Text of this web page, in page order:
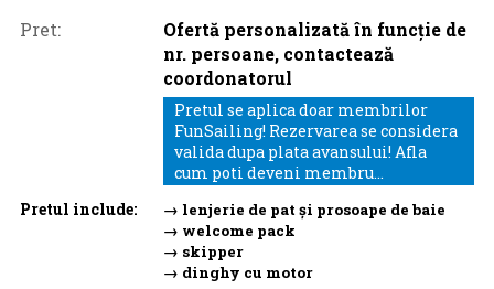
Pret:
Ofertă personalizată în funcție de
nr. persoane, contactează
coordonatorul
Pretul se aplica doar membrilor
FunSailing! Rezervarea se considera
valida dupa plata avansului! Afla
cum poti deveni membru...
Pretul include:
→ lenjerie de pat și prosoape de baie
→ welcome pack
→ skipper
→ dinghy cu motor